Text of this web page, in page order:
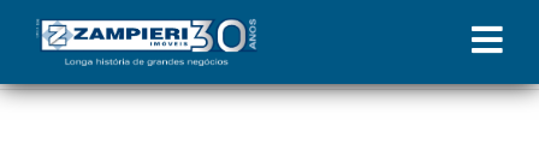
Início»Blog»​​Despesas Condominiais | Coluna Zampieri
35 –